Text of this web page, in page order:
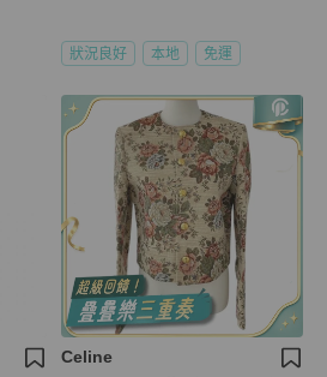
狀況良好 本地 免運
Celine